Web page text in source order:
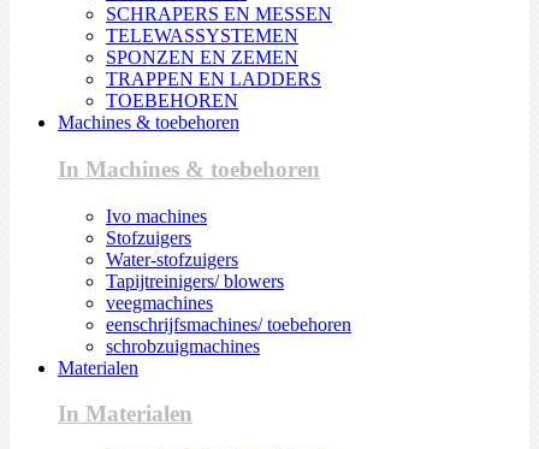
SCHRAPERS EN MESSEN
TELEWASSYSTEMEN
SPONZEN EN ZEMEN
TRAPPEN EN LADDERS
TOEBEHOREN
Machines & toebehoren
In Machines & toebehoren
Ivo machines
Stofzuigers
Water-stofzuigers
Tapijtreinigers/ blowers
veegmachines
eenschrijfsmachines/ toebehoren
schrobzuigmachines
Materialen
In Materialen